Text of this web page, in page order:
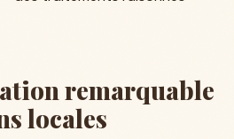
remarquable
locales